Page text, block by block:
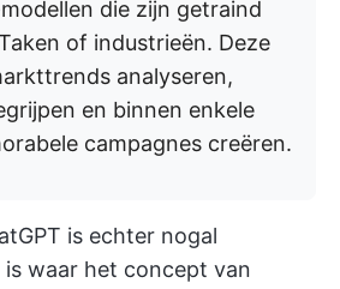
die zijn getraind
of industrieën. Deze
analyseren,
en binnen enkele
campagnes creëren.
is echter nogal
waar het concept van